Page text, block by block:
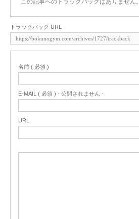
この記事へのトラックバックはありません。
トラックバック URL
名前 ( 必須 )
E-MAIL ( 必須 ) - 公開されません -
URL